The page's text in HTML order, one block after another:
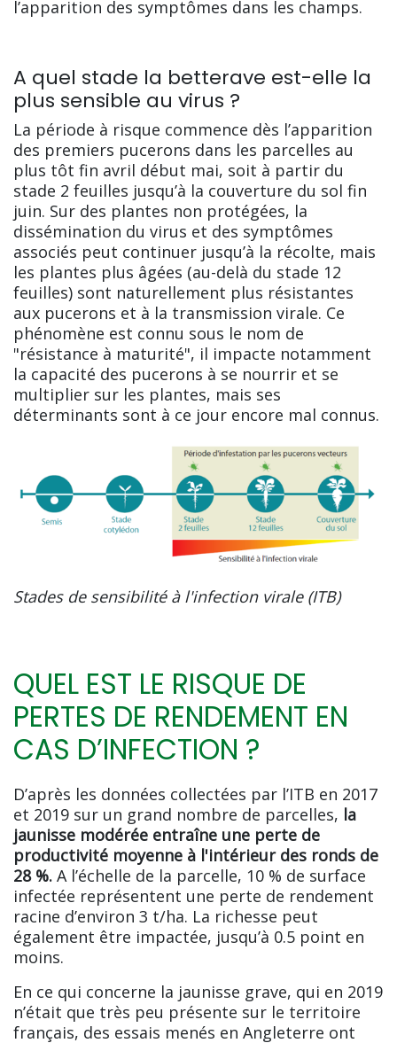
l’apparition des symptômes dans les champs.
A quel stade la betterave est-elle la
plus sensible au virus ?
La période à risque commence dès l’apparition
des premiers pucerons dans les parcelles au
plus tôt fin avril début mai, soit à partir du
stade 2 feuilles jusqu’à la couverture du sol fin
juin. Sur des plantes non protégées, la
dissémination du virus et des symptômes
associés peut continuer jusqu’à la récolte, mais
les plantes plus âgées (au-delà du stade 12
feuilles) sont naturellement plus résistantes
aux pucerons et à la transmission virale. Ce
phénomène est connu sous le nom de
"résistance à maturité", il impacte notamment
la capacité des pucerons à se nourrir et se
multiplier sur les plantes, mais ses
déterminants sont à ce jour encore mal connus.
Stades de sensibilité à l'infection virale (ITB)
QUEL EST LE RISQUE DE
PERTES DE RENDEMENT EN
CAS D’INFECTION ?
D’après les données collectées par l’ITB en 2017
et 2019 sur un grand nombre de parcelles, la
jaunisse modérée entraîne une perte de
productivité moyenne à l'intérieur des ronds de
28 %. A l’échelle de la parcelle, 10 % de surface
infectée représentent une perte de rendement
racine d’environ 3 t/ha. La richesse peut
également être impactée, jusqu’à 0.5 point en
moins.
En ce qui concerne la jaunisse grave, qui en 2019
n’était que très peu présente sur le territoire
français, des essais menés en Angleterre ont